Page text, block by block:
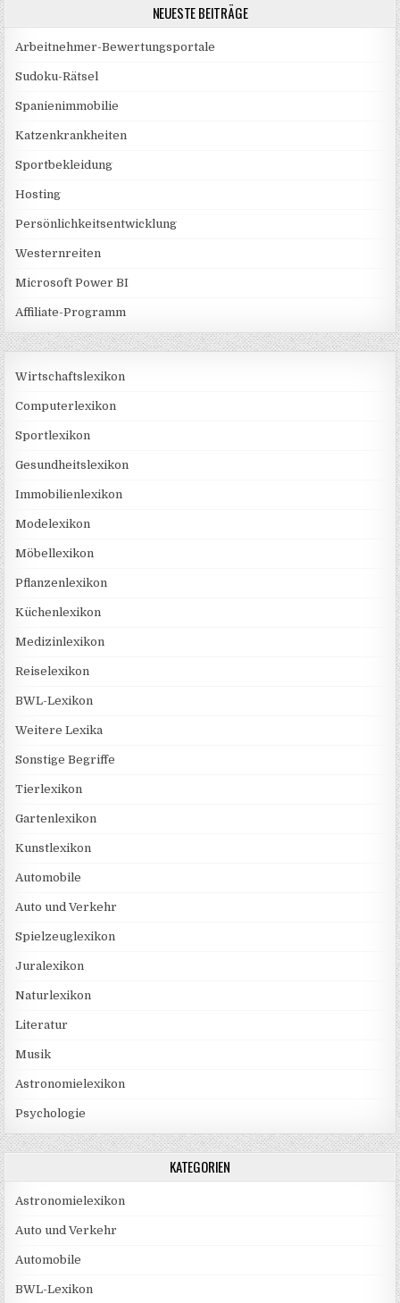
NEUESTE BEITRÄGE
Arbeitnehmer-Bewertungsportale
Sudoku-Rätsel
Spanienimmobilie
Katzenkrankheiten
Sportbekleidung
Hosting
Persönlichkeitsentwicklung
Westernreiten
Microsoft Power BI
Affiliate-Programm
Wirtschaftslexikon
Computerlexikon
Sportlexikon
Gesundheitslexikon
Immobilienlexikon
Modelexikon
Möbellexikon
Pflanzenlexikon
Küchenlexikon
Medizinlexikon
Reiselexikon
BWL-Lexikon
Weitere Lexika
Sonstige Begriffe
Tierlexikon
Gartenlexikon
Kunstlexikon
Automobile
Auto und Verkehr
Spielzeuglexikon
Juralexikon
Naturlexikon
Literatur
Musik
Astronomielexikon
Psychologie
KATEGORIEN
Astronomielexikon
Auto und Verkehr
Automobile
BWL-Lexikon